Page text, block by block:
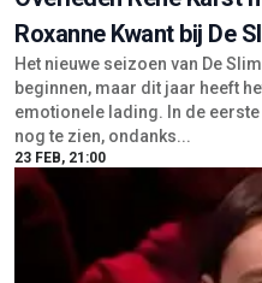
Roxanne Kwant bij De
Het nieuwe seizoen van De
beginnen, maar dit jaar heeft
emotionele lading. In de
nog te zien, ondanks...
23 FEB, 21:00